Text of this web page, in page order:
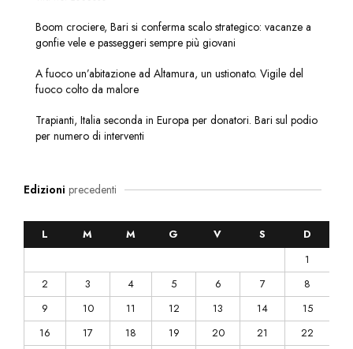
Boom crociere, Bari si conferma scalo strategico: vacanze a
gonfie vele e passeggeri sempre più giovani
A fuoco un’abitazione ad Altamura, un ustionato. Vigile del
fuoco colto da malore
Trapianti, Italia seconda in Europa per donatori. Bari sul podio
per numero di interventi
Edizioni precedenti
L M M G V S
D
1
2
3 4 5 6 7
8
9
10 11 12 13 14
15
16
17 18 19 20 21
22